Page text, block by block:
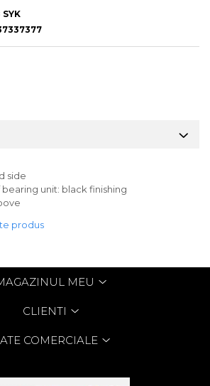
SYK
side
unit: black finishing
produs
MEU
CLIENTI
COMERCIALE